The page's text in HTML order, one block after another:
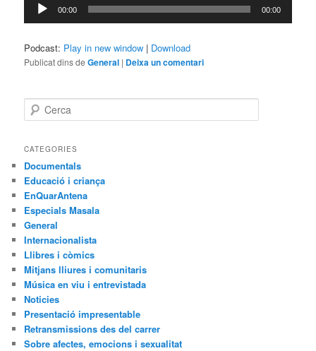
d'àudio
00:00 00:00
Podcast: Play in new window | Download
Publicat dins de General | Deixa un comentari
e
c
CATEGORIES
Documentals
Educació i criança
EnQuarAntena
Especials Masala
General
Internacionalista
Llibres i còmics
Mitjans lliures i comunitaris
Música en viu i entrevistada
Noticies
Presentació impresentable
Retransmissions des del carrer
Sobre afectes, emocions i sexualitat